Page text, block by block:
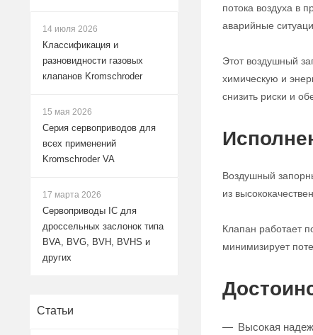
потока воздуха в
аварийные
Этот воздушный
химическую и
снизить риски и
Воздушный
из
Клапан работает
минимизирует
Высокая
14 июля 2026
Классификация и
разновидности газовых
клапанов Kromschroder
15 мая 2026
Серия сервоприводов для
всех применений
Kromschroder VA
17 марта 2026
Сервоприводы IC для
дроссельных заслонок типа
BVA, BVG, BVH, BVHS и
других
Статьи